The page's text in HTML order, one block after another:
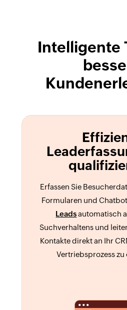
Intelligente
Erfassen Sie
Formularen und
Leadsautomatisch
Suchverhaltens und
Kontakte direkt an Ihr
Vertriebsprozess